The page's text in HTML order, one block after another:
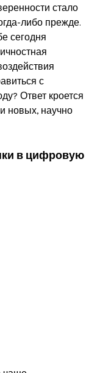
стало
либо прежде.
сегодня
с
Ответ кроется
новых, научно
в цифровую